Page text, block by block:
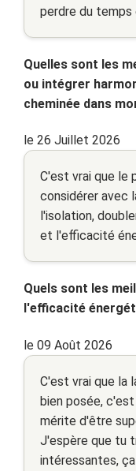
perdre du
Quelles sont les
ou intégrer
cheminée dans
le 26 Juillet 2026
C'est vrai que le
considérer avec
l'isolation,
et l'efficacité
Quels sont les
l'efficacité
le 09 Août 2026
C'est vrai que la
bien posée, c'est
mérite d'être
J'espère que tu
intéressantes,